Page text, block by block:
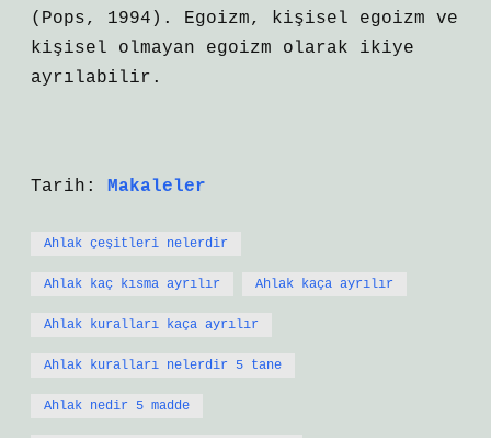
(Pops, 1994). Egoizm, kişisel egoizm ve
kişisel olmayan egoizm olarak ikiye
ayrılabilir.
Tarih: Makaleler
Ahlak çeşitleri nelerdir
Ahlak kaç kısma ayrılır Ahlak kaça ayrılır
Ahlak kuralları kaça ayrılır
Ahlak kuralları nelerdir 5 tane
Ahlak nedir 5 madde